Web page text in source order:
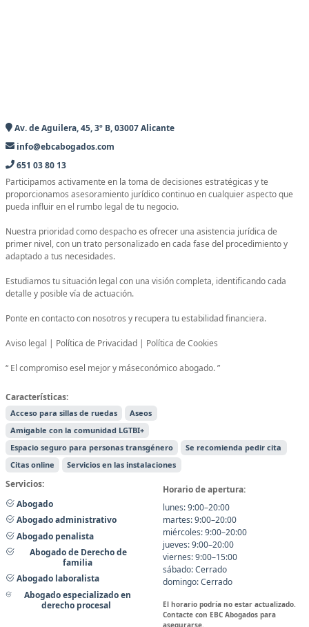
Av. de Aguilera, 45, 3º B, 03007 Alicante
info@ebcabogados.com
651 03 80 13
Participamos activamente en la toma de decisiones estratégicas y te
proporcionamos asesoramiento jurídico continuo en cualquier aspecto que
pueda influir en el rumbo legal de tu negocio.
Nuestra prioridad como despacho es ofrecer una asistencia jurídica de
primer nivel, con un trato personalizado en cada fase del procedimiento y
adaptado a tus necesidades.
Estudiamos tu situación legal con una visión completa, identificando cada
detalle y posible vía de actuación.
Ponte en contacto con nosotros y recupera tu estabilidad financiera.
Aviso legal | Política de Privacidad | Política de Cookies
“ El compromiso esel mejor y máseconómico abogado. ”
Características:
Acceso para sillas de ruedas
Aseos
Amigable con la comunidad LGTBI+
Espacio seguro para personas transgénero
Se recomienda pedir cita
Citas online
Servicios en las instalaciones
Servicios:
Abogado
Abogado administrativo
Abogado penalista
Abogado de Derecho de
familia
Abogado laboralista
Abogado especializado en
derecho procesal
Horario de apertura:
lunes: 9:00–20:00
martes: 9:00–20:00
miércoles: 9:00–20:00
jueves: 9:00–20:00
viernes: 9:00–15:00
sábado: Cerrado
domingo: Cerrado
El horario podría no estar actualizado.
Contacte con EBC Abogados para
asegurarse.